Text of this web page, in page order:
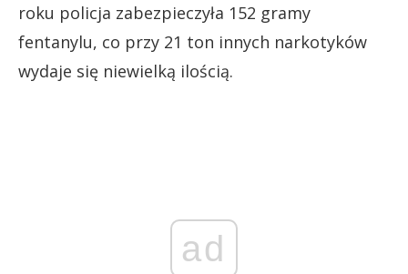
roku policja zabezpieczyła 152 gramy
fentanylu, co przy 21 ton innych narkotyków
wydaje się niewielką ilością.
ad